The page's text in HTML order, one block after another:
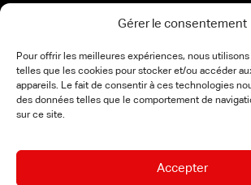
Gérer le consentement
Pour offrir les meilleures expériences, nous
telles que les cookies pour stocker et/ou accéder
appareils. Le fait de consentir à ces technologies
des données telles que le comportement de
sur ce site.
Accepter